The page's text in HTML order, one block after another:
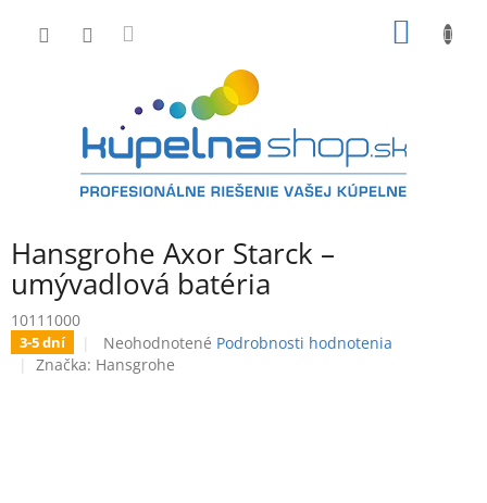
Hansgrohe Axor Starck –
umývadlová batéria
10111000
3-5 dní
Priemerné
hodnotenie
Neohodnotené Podrobnosti hodnotenia
Značka: Hansgrohe